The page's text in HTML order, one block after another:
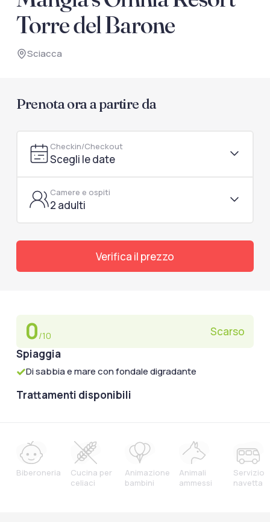
documenti di viaggio.
Accedi / Registrati
Torre del Barone
Sciacca
Prenota ora a partire da
Checkin/Checkout
Scegli le date
Camere e ospiti
2 adulti
Verifica il prezzo
0/10
Scarso
Spiaggia
Di sabbia e mare con fondale digradante
Trattamenti disponibili
Biberoneria
Cucina per
celiaci
Animazione
bambini
Animali
ammessi
Servizio
navetta